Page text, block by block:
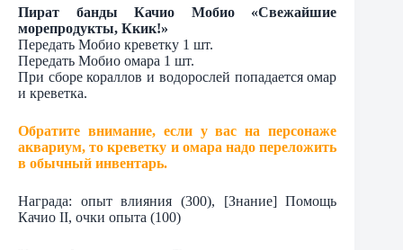
Пират банды Качио Мобио «Свежайшие
морепродукты, Ккик!»
Передать Мобио креветку 1 шт.
Передать Мобио омара 1 шт.
При сборе кораллов и водорослей попадается омар
и креветка.
Обратите внимание, если у вас на персонаже
аквариум, то креветку и омара надо переложить
в обычный инвентарь.
Награда: опыт влияния (300), [Знание] Помощь
Качио II, очки опыта (100)